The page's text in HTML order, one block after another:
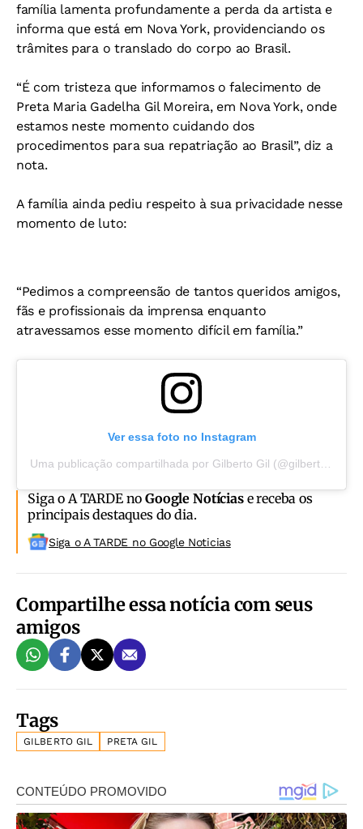
família lamenta profundamente a perda da artista e
informa que está em Nova York, providenciando os
trâmites para o translado do corpo ao Brasil.
“É com tristeza que informamos o falecimento de
Preta Maria Gadelha Gil Moreira, em Nova York, onde
estamos neste momento cuidando dos
procedimentos para sua repatriação ao Brasil”, diz a
nota.
A família ainda pediu respeito à sua privacidade nesse
momento de luto:
“Pedimos a compreensão de tantos queridos amigos,
fãs e profissionais da imprensa enquanto
atravessamos esse momento difícil em família.”
Ver essa foto no Instagram
Siga o A TARDE noGoogle Notíciase receba os
principais destaques do dia.
Siga o A TARDE no Google Noticias
Compartilhe essa notícia com seus
amigos
Tags
GILBERTO GIL PRETA GIL